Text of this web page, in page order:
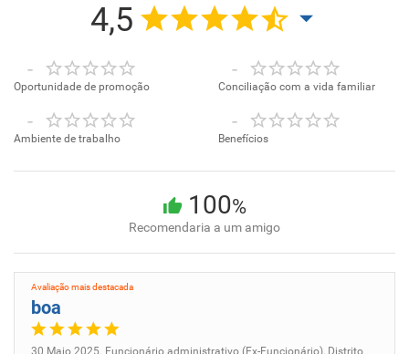
4,5
-
Oportunidade de promoção
-
Conciliação com a vida familiar
-
Ambiente de trabalho
-
Benefícios
100%
Recomendaria a um amigo
Avaliação mais destacada
boa
30 Maio 2025. Funcionário administrativo (Ex-Funcionário), Distrito